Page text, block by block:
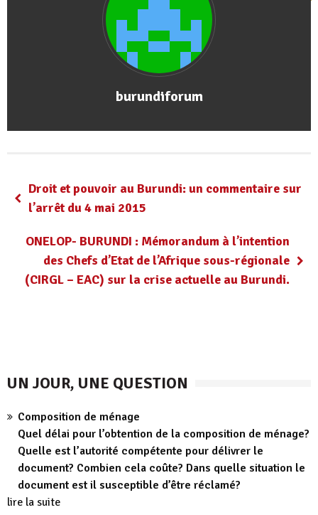
burundiforum
Droit et pouvoir au Burundi: un commentaire sur
l’arrêt du 4 mai 2015
ONELOP- BURUNDI : Mémorandum à l’intention
des Chefs d’Etat de l’Afrique sous-régionale
(CIRGL – EAC) sur la crise actuelle au Burundi.
UN JOUR, UNE QUESTION
Composition de ménage
Quel délai pour l’obtention de la composition de ménage?
Quelle est l’autorité compétente pour délivrer le
document? Combien cela coûte? Dans quelle situation le
document est il susceptible d’être réclamé?
lire la suite